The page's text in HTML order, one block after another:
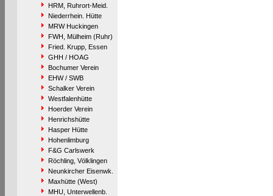
HRM, Ruhrort-Meid.
Niederrhein. Hütte
MRW Huckingen
FWH, Mülheim (Ruhr)
Fried. Krupp, Essen
GHH / HOAG
Bochumer Verein
EHW / SWB
Schalker Verein
Westfalenhütte
Hoerder Verein
Henrichshütte
Hasper Hütte
Hohenlimburg
F&G Carlswerk
Röchling, Völklingen
Neunkircher Eisenwk.
Maxhütte (West)
MHU, Unterwellenb.